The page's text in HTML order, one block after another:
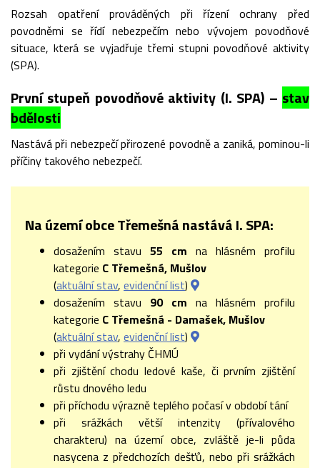
Rozsah opatření prováděných při řízení ochrany před
povodněmi se řídí nebezpečím nebo vývojem povodňové
situace, která se vyjadřuje třemi stupni povodňové aktivity
(SPA).
První stupeň povodňové aktivity (I. SPA) – stav
bdělosti
Nastává při nebezpečí přirozené povodně a zaniká, pominou-li
příčiny takového nebezpečí.
Na území obce Třemešná nastává I. SPA:
dosažením stavu 55 cm na hlásném profilu
kategorie C Třemešná, Mušlov
(aktuální stav, evidenční list)
dosažením stavu 90 cm na hlásném profilu
kategorie C Třemešná - Damašek, Mušlov
(aktuální stav, evidenční list)
při vydání výstrahy ČHMÚ
při zjištění chodu ledové kaše, či prvním zjištění
růstu dnového ledu
při příchodu výrazně teplého počasí v období tání
při srážkách větší intenzity (přívalového
charakteru) na území obce, zvláště je-li půda
nasycena z předchozích dešťů, nebo při srážkách